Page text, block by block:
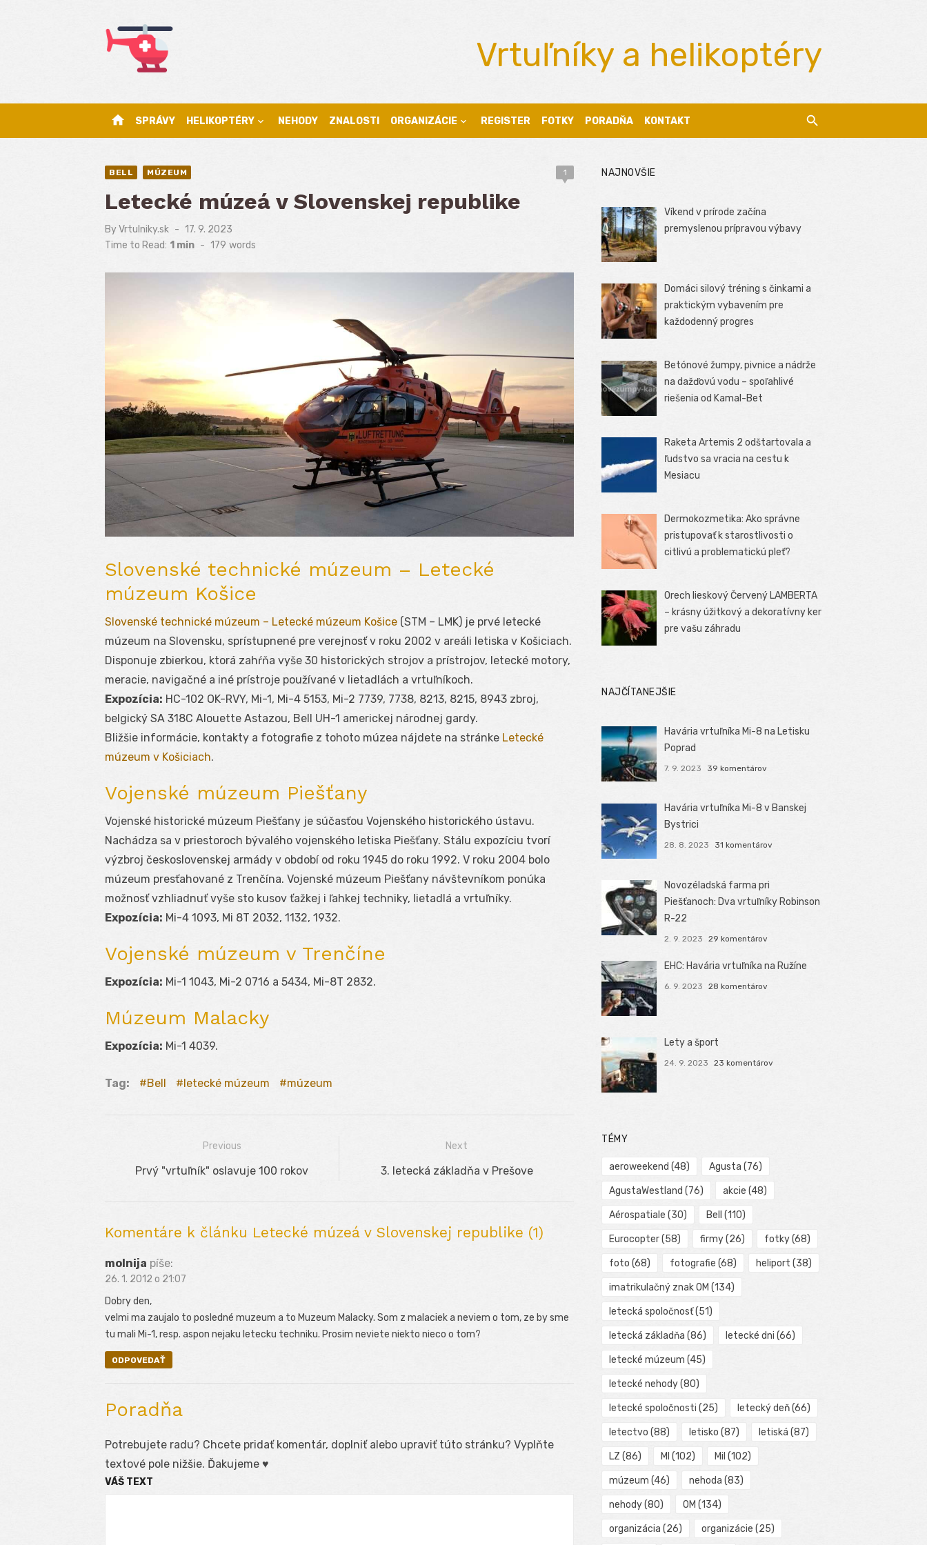
Vrtuľníky a helikoptéry
home SPRÁVY HELIKOPTÉRY NEHODY ZNALOSTI ORGANIZÁCIE REGISTER FOTKY PORADŇA KONTAKT
BELL MÚZEUM 1
Letecké múzeá v Slovenskej republike
ByVrtulniky.sk
Posted
on
17. 9. 2023
Time to Read: 1 min - 179 words
Slovenské technické múzeum – Letecké
múzeum Košice
Slovenské technické múzeum – Letecké múzeum Košice (STM – LMK) je prvé letecké
múzeum na Slovensku, sprístupnené pre verejnosť v roku 2002 v areáli letiska v Košiciach.
Disponuje zbierkou, ktorá zahŕňa vyše 30 historických strojov a prístrojov, letecké motory,
meracie, navigačné a iné prístroje používané v lietadlách a vrtuľníkoch.
Expozícia: HC-102 OK-RVY, Mi-1, Mi-4 5153, Mi-2 7739, 7738, 8213, 8215, 8943 zbroj,
belgický SA 318C Alouette Astazou, Bell UH-1 americkej národnej gardy.
Bližšie informácie, kontakty a fotografie z tohoto múzea nájdete na stránke Letecké
múzeum v Košiciach.
Vojenské múzeum Piešťany
Vojenské historické múzeum Piešťany je súčasťou Vojenského historického ústavu.
Nachádza sa v priestoroch bývalého vojenského letiska Piešťany. Stálu expozíciu tvorí
výzbroj československej armády v období od roku 1945 do roku 1992. V roku 2004 bolo
múzeum presťahované z Trenčína. Vojenské múzeum Piešťany návštevníkom ponúka
možnosť vzhliadnuť vyše sto kusov ťažkej i ľahkej techniky, lietadlá a vrtuľníky.
Expozícia: Mi-4 1093, Mi 8T 2032, 1132, 1932.
Vojenské múzeum v Trenčíne
Expozícia: Mi-1 1043, Mi-2 0716 a 5434, Mi-8T 2832.
Múzeum Malacky
Expozícia: Mi-1 4039.
Tag: Bell letecké múzeum múzeum
Navigácia
Previous
Previous
Prvý "vrtuľník" oslavuje 100 rokov
Next
Next
3. letecká základňa v Prešove
Komentáre k článku Letecké múzeá v Slovenskej republike (1)
molnija píše:
26. 1. 2012 o 21:07
Dobry den,
velmi ma zaujalo to posledné muzeum a to Muzeum Malacky. Som z malaciek a neviem o tom, ze by sme
tu mali Mi-1, resp. aspon nejaku letecku techniku. Prosim neviete niekto nieco o tom?
ODPOVEDAŤ
Poradňa
Potrebujete radu? Chcete pridať komentár, doplniť alebo upraviť túto stránku? Vyplňte
textové pole nižšie. Ďakujeme ♥
VÁŠ TEXT
NAJNOVŠIE
Víkend v prírode začína
premyslenou prípravou výbavy
Domáci silový tréning s činkami a
praktickým vybavením pre
každodenný progres
Betónové žumpy, pivnice a nádrže
na dažďovú vodu – spoľahlivé
riešenia od Kamal-Bet
Raketa Artemis 2 odštartovala a
ľudstvo sa vracia na cestu k
Mesiacu
Dermokozmetika: Ako správne
pristupovať k starostlivosti o
citlivú a problematickú pleť?
Orech lieskový Červený LAMBERTA
– krásny úžitkový a dekoratívny ker
pre vašu záhradu
NAJČÍTANEJŠIE
Havária vrtuľníka Mi-8 na Letisku
Poprad
7. 9. 2023 39 komentárov
Havária vrtuľníka Mi-8 v Banskej
Bystrici
28. 8. 2023 31 komentárov
Novozéladská farma pri
Piešťanoch: Dva vrtuľníky Robinson
R-22
2. 9. 2023 29 komentárov
EHC: Havária vrtuľníka na Ružíne
6. 9. 2023 28 komentárov
Lety a šport
24. 9. 2023 23 komentárov
TÉMY
aeroweekend (48) Agusta (76)
AgustaWestland (76) akcie (48)
Aérospatiale (30) Bell (110)
Eurocopter(58) firmy(26) fotky(68)
foto (68) fotografie (68) heliport (38)
imatrikulačný znak OM (134)
letecká spoločnosť(51)
letecká základňa (86) letecké dni (66)
letecké múzeum (45)
letecké nehody(80)
letecké spoločnosti (25) letecký deň(66)
letectvo (88) letisko (87) letiská (87)
LZ (86) MI (102) Mil (102)
múzeum (46) nehoda (83)
nehody(80) OM (134)
organizácia (26) organizácie (25)